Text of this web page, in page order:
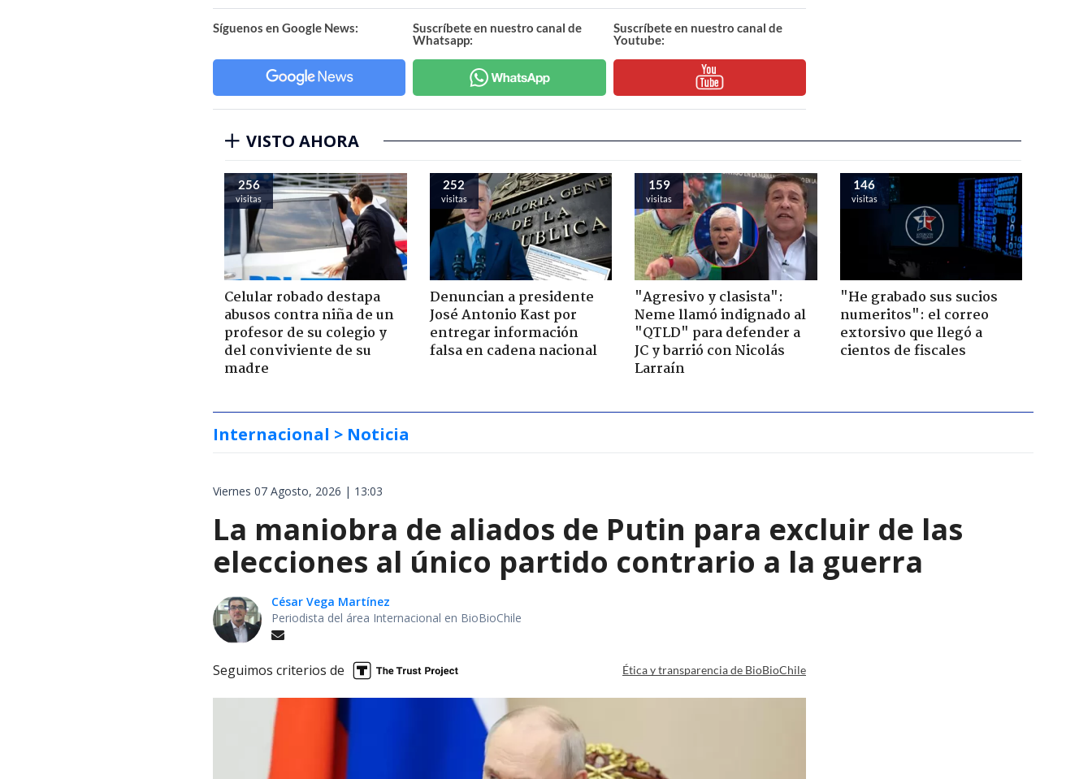
Síguenos en Google News:
Suscríbete en nuestro canal de
Whatsapp:
Suscríbete en nuestro canal de
Youtube:
VISTO AHORA
256
visitas
Celular robado destapa
abusos contra niña de un
profesor de su colegio y
del conviviente de su
madre
252
visitas
Denuncian a presidente
José Antonio Kast por
entregar información
falsa en cadena nacional
159
visitas
"Agresivo y clasista":
Neme llamó indignado al
"QTLD" para defender a
JC y barrió con Nicolás
Larraín
146
visitas
"He grabado sus sucios
numeritos": el correo
extorsivo que llegó a
cientos de fiscales
Internacional > Noticia
Viernes 07 Agosto, 2026 | 13:03
La maniobra de aliados de Putin para excluir de las
elecciones al único partido contrario a la guerra
César Vega Martínez
Periodista del área Internacional en BioBioChile
Seguimos criterios de Ética y transparencia de BioBioChile